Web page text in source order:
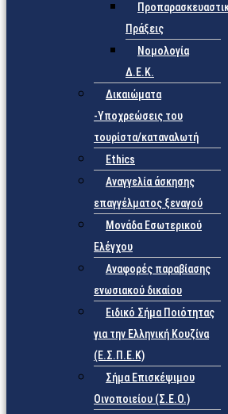
Πράξεις
Νομολογία
Δ.Ε.Κ.
Δικαιώματα
-Υποχρεώσεις του
τουρίστα/καταναλωτή
Ethics
Αναγγελία άσκησης
επαγγέλματος ξεναγού
Μονάδα Εσωτερικού
Ελέγχου
Αναφορές παραβίασης
ενωσιακού δικαίου
Ειδικό Σήμα Ποιότητας
για την Ελληνική Κουζίνα
(Ε.Σ.Π.Ε.Κ)
Σήμα Επισκέψιμου
Οινοποιείου (Σ.Ε.Ο.)